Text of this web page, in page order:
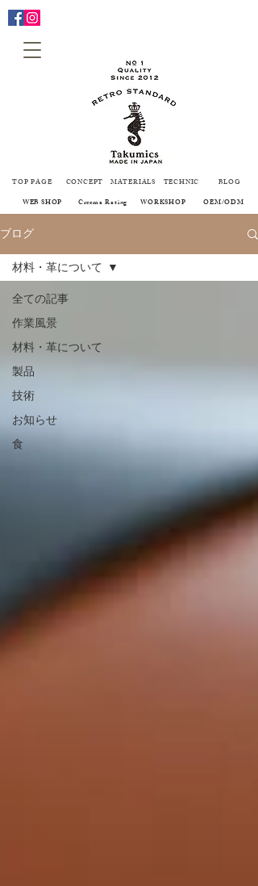
TOP PAGE CONCEPT MATERIALS TECHNIC
BLOG
WEB SHOP
Creema Rating WORKSHOP OEM/ODM
ブログ
全ての記事
作業風景
材料・革について
製品
技術
お知らせ
食
材料・革について